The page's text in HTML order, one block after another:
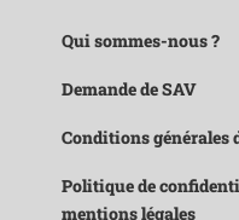
Qui sommes-nous ?
Demande de SAV
Conditions générales
Politique de
mentions légales